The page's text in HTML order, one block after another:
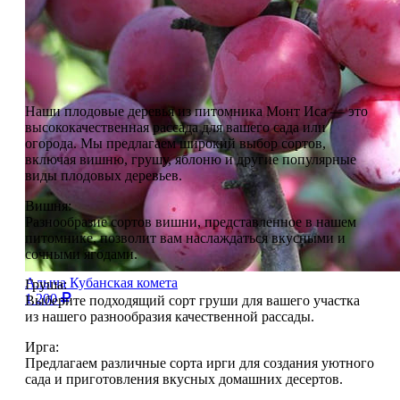
Алыча Кубанская комета
1 200
Наши плодовые деревья из питомника Монт Иса — это
высококачественная рассада для вашего сада или
огорода. Мы предлагаем широкий выбор сортов,
включая вишню, грушу, яблоню и другие популярные
виды плодовых деревьев.
Вишня:
Разнообразие сортов вишни, представленное в нашем
питомнике, позволит вам наслаждаться вкусными и
сочными ягодами.
Груша:
Выберите подходящий сорт груши для вашего участка
из нашего разнообразия качественной рассады.
Ирга:
Предлагаем различные сорта ирги для создания уютного
сада и приготовления вкусных домашних десертов.